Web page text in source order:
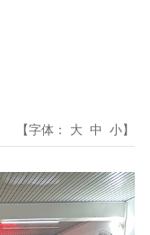
【字体： 大 中 小】